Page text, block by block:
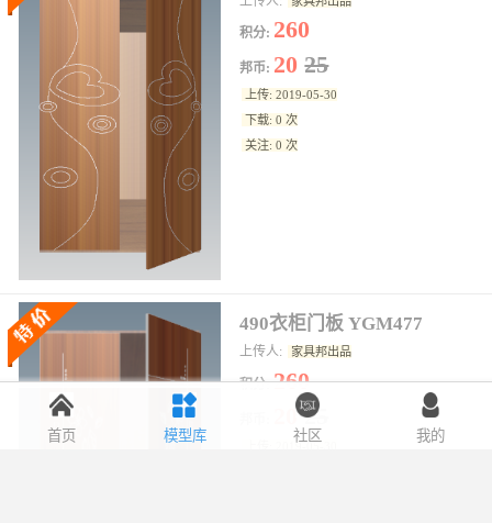
积分: 260
邦币: 2025
上传: 2019-05-30
下载: 0 次
关注: 0 次
490衣柜门板 YGM477
上传人: 家具邦出品
积分:260
2025
上传: 2019-05-30
首页 模型库 社区 我的